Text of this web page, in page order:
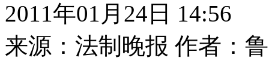
2011年01月24日 14:56
来源： 法制晚报 作者：